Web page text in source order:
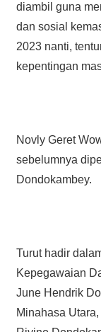
diambil guna
dan sosial
2023 nanti,
kepentingan
Novly Geret
sebelumnya
Dondokambey.
Turut hadir
Kepegawaian
June Hendrik
Minahasa